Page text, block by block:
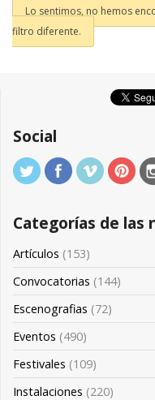
Lo sentimos, no hemos
filtro diferente.
Social
Categorías de las
Artículos (153)
Convocatorias (144)
Escenografias (72)
Eventos (490)
Festivales (109)
Instalaciones (220)